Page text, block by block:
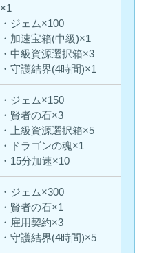
×1
・ジェム×100
・加速宝箱(中級)×1
・中級資源選択箱×3
・守護結界(4時間)×1
・ジェム×150
・賢者の石×3
・上級資源選択箱×5
・ドラゴンの魂×1
・15分加速×10
・ジェム×300
・賢者の石×1
・雇用契約×3
・守護結界(4時間)×5